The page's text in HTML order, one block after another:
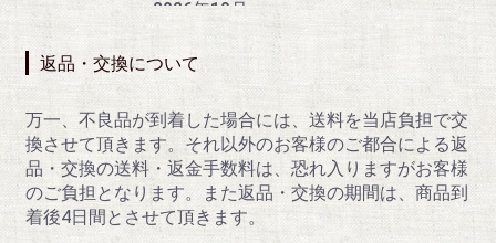
2026年10月
木 金
4 5 6 8 9 10
11 12 13 14 15 16 17
18 19 20 22 23 24
25 26 27 28 29
返品・交換について
万一、不良品が到着した場合には、送料を当店負担で交
換させて頂きます。それ以外のお客様のご都合による返
品・交換の送料・返金手数料は、恐れ入りますがお客様
のご負担となります。また返品・交換の期間は、商品到
着後4日間とさせて頂きます。